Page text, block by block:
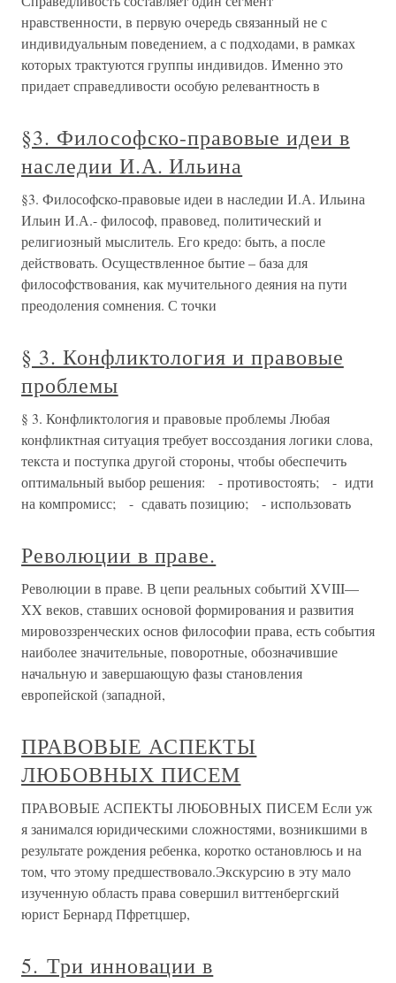
нравственности, в первую очередь связанный не с
индивидуальным поведением, а с подходами, в рамках
которых трактуются группы индивидов. Именно это
придает справедливости особую релевантность в
§3. Философско-правовые идеи в
наследии И.А. Ильина
§3. Философско-правовые идеи в наследии И.А. Ильина
Ильин И.А.- философ, правовед, политический и
религиозный мыслитель. Его кредо: быть, а после
действовать. Осуществленное бытие – база для
философствования, как мучительного деяния на пути
преодоления сомнения. С точки
§ 3. Конфликтология и правовые
проблемы
§ 3. Конфликтология и правовые проблемы Любая
конфликтная ситуация требует воссоздания логики слова,
текста и поступка другой стороны, чтобы обеспечить
оптимальный выбор решения: - противостоять; - идти
на компромисс; - сдавать позицию; - использовать
Революции в праве.
Революции в праве. В цепи реальных событий XVIII—
XX веков, ставших основой формирования и развития
ми­ровоззренческих основ философии права, есть события
наиболее значительные, поворотные, обозначившие
началь­ную и завершающую фазы становления
европейской (за­падной,
ПРАВОВЫЕ АСПЕКТЫ
ЛЮБОВНЫХ ПИСЕМ
ПРАВОВЫЕ АСПЕКТЫ ЛЮБОВНЫХ ПИСЕМ Если уж
я занимался юридическими сложностями, возникшими в
результате рождения ребенка, коротко остановлюсь и на
том, что этому предшествовало.Экскурсию в эту мало
изученную область права совершил виттенбергский
юрист Бернард Пфретцшер,
5. Три инновации в